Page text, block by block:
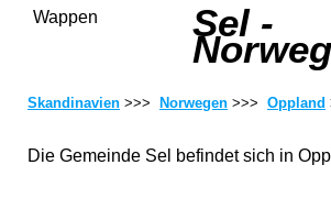
Sel -
Skandinavien >>> Norwegen >>> Oppland
Die Gemeinde Sel befindet sich in